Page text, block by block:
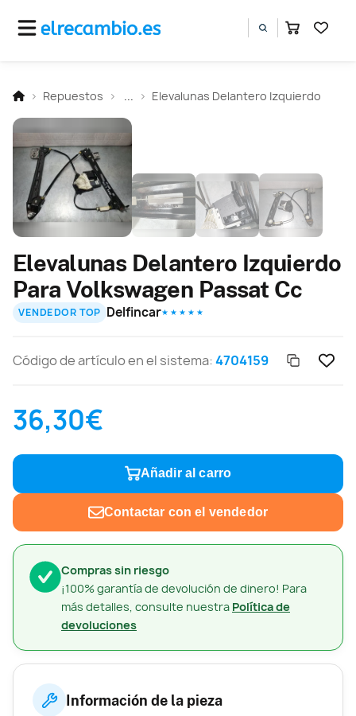
Repuestos Elevalunas Delantero Izquierdo
Compras sin riesgo
¡100% garantía de devolución de dinero! Para
más detalles, consulte nuestra Política de
devoluciones
Elevalunas Delantero Izquierdo
Para Volkswagen Passat Cc
VENDEDOR TOP Delfincar★ ★ ★ ★ ★
Código de artículo en el sistema:4704159
36,30€
Añadir al carro
Contactar con el vendedor
Información de la pieza